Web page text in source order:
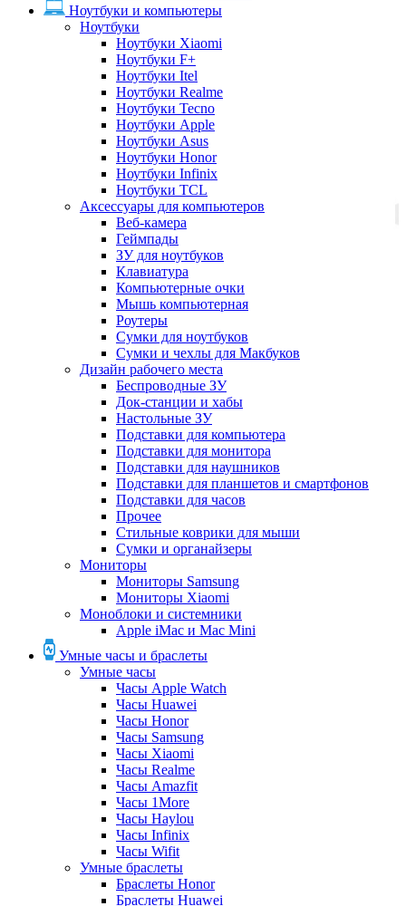
Ноутбуки и компьютеры
Ноутбуки
Ноутбуки Xiaomi
Ноутбуки F+
Ноутбуки Itel
Ноутбуки Realme
Ноутбуки Tecno
Ноутбуки Apple
Ноутбуки Asus
Ноутбуки Honor
Ноутбуки Infinix
Ноутбуки TCL
Аксессуары для компьютеров
Веб-камера
Геймпады
ЗУ для ноутбуков
Клавиатура
Компьютерные очки
Мышь компьютерная
Роутеры
Сумки для ноутбуков
Сумки и чехлы для Макбуков
Дизайн рабочего места
Беспроводные ЗУ
Док-станции и хабы
Настольные ЗУ
Подставки для компьютера
Подставки для монитора
Подставки для наушников
Подставки для планшетов и смартфонов
Подставки для часов
Прочее
Стильные коврики для мыши
Сумки и органайзеры
Мониторы
Мониторы Samsung
Мониторы Xiaomi
Моноблоки и системники
Apple iMac и Mac Mini
Умные часы и браслеты
Умные часы
Часы Apple Watch
Часы Huawei
Часы Honor
Часы Samsung
Часы Xiaomi
Часы Realme
Часы Amazfit
Часы 1More
Часы Haylou
Часы Infinix
Часы Wifit
Умные браслеты
Браслеты Honor
Браслеты Huawei